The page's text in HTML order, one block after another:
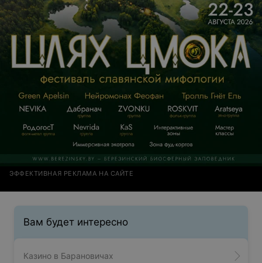
ЭФФЕКТИВНАЯ РЕКЛАМА НА САЙТЕ
Вам будет интересно
Казино в Барановичах